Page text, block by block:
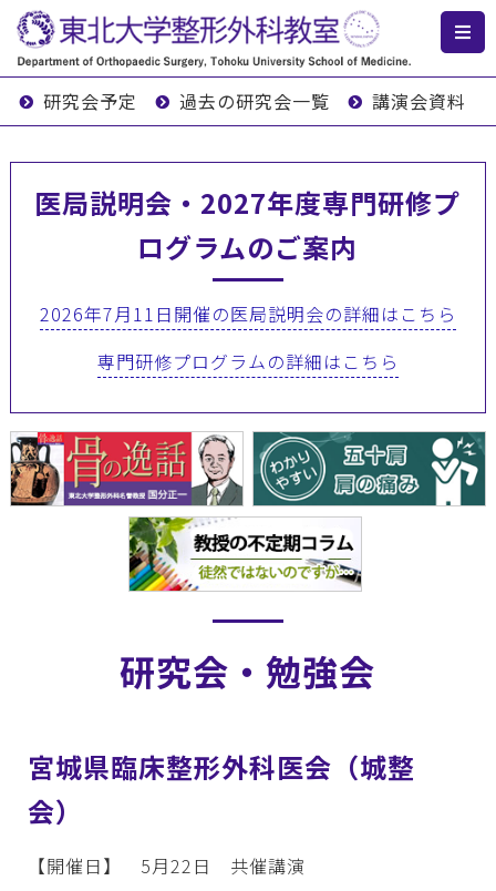
研究会予定 過去の研究会一覧 講演会資料
医局説明会・2027年度専門研修プ
ログラムのご案内
2026年7月11日開催の医局説明会の詳細はこちら
専門研修プログラムの詳細はこちら
研究会・勉強会
宮城県臨床整形外科医会（城整
会）
【開催日】 5月22日 共催講演